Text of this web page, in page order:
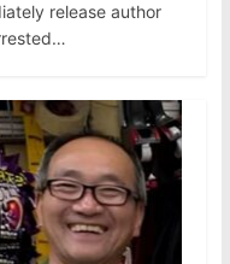
release author